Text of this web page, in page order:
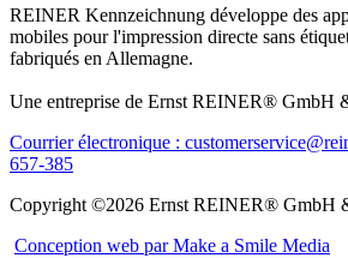
REINER Kennzeichnung développe des
mobiles pour l'impression directe sans
fabriqués en Allemagne.
Une entreprise de Ernst REINER® GmbH
Courrier électronique :
657-385
Copyright ©2026 Ernst REINER® GmbH
Conception web par Make a Smile Media